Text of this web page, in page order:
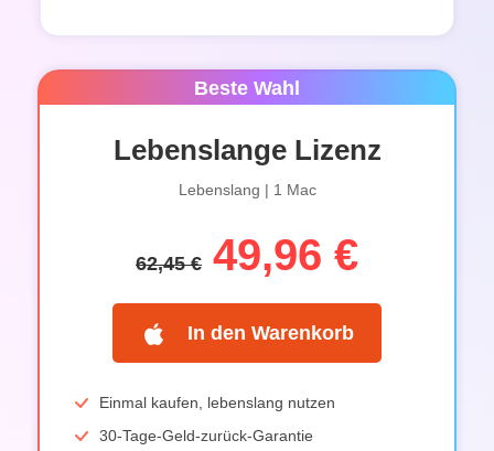
Beste Wahl
Lebenslange Lizenz
Lebenslang | 1 Mac
62,45 € 49,96 €
In den Warenkorb
Einmal kaufen, lebenslang nutzen
30-Tage-Geld-zurück-Garantie